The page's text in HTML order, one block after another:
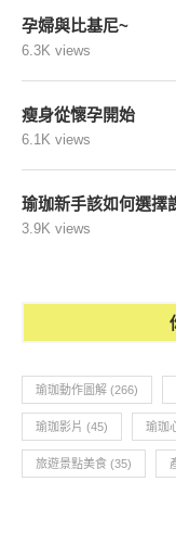
孕婦與比基尼~
6.3K views
瘦身從懷孕開始
6.1K views
瑜珈新手該如何選擇
3.9K views
瑜珈動作圖解 (266)
瑜珈影片 (45) 瑜珈
旅遊景點美食 (35)